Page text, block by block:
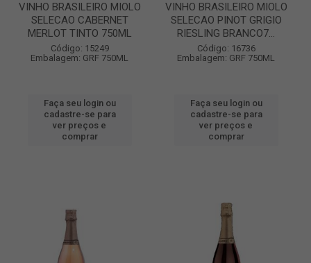
VINHO BRASILEIRO MIOLO
SELECAO CABERNET
MERLOT TINTO 750ML
Código: 15249
Embalagem: GRF 750ML
Faça seu login ou
cadastre-se para
ver preços e
comprar
VINHO BRASILEIRO MIOLO
SELECAO PINOT GRIGIO
RIESLING BRANCO7...
Código: 16736
Embalagem: GRF 750ML
Faça seu login ou
cadastre-se para
ver preços e
comprar